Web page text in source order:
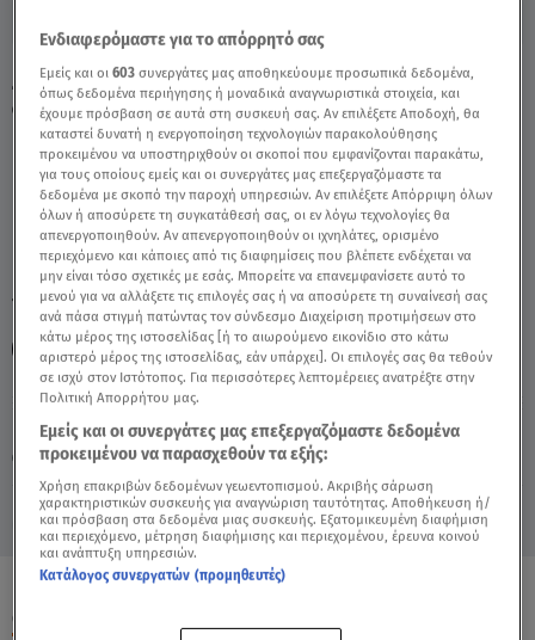
Κυριακή 9 Αυγούστου 2026
14.01.20, 13:38 ΖΩΔΙΑ
Ζώδια-Ταύρος 14-1-20 : Δραστηριότητες Με
Φίλους - Video
TAGS: ΤΑΥΡΟΣ ΖΩΔΙΑ ΖΩΔΙΑ ΣΗΜΕΡΑ ΑΣΗ ΜΠΗΛΙΟΥ
ΑΣΤΡΟΛΟΓΙΚΕΣ ΠΡΟΒΛΕΨΕΙΣ ΖΩΔΙΑ ΑΣΗ ΜΠΗΛΙΟΥ
ΟΛΑ ΤΑ ΒΙΝΤΕΟ
Ενδιαφερόμαστε για το απόρρητό σας
Εμείς και οι603 συνεργάτες μας αποθηκεύουμε προσωπικά δεδομένα,
όπως δεδομένα περιήγησης ή μοναδικά αναγνωριστικά στοιχεία, και
έχουμε πρόσβαση σε αυτά στη συσκευή σας. Αν επιλέξετε Αποδοχή, θα
καταστεί δυνατή η ενεργοποίηση τεχνολογιών παρακολούθησης
προκειμένου να υποστηριχθούν οι σκοποί που εμφανίζονται παρακάτω,
για τους οποίους εμείς και οι συνεργάτες μας επεξεργαζόμαστε τα
δεδομένα με σκοπό την παροχή υπηρεσιών. Αν επιλέξετε Απόρριψη όλων
όλων ή αποσύρετε τη συγκατάθεσή σας, οι εν λόγω τεχνολογίες θα
απενεργοποιηθούν. Αν απενεργοποιηθούν οι ιχνηλάτες, ορισμένο
περιεχόμενο και κάποιες από τις διαφημίσεις που βλέπετε ενδέχεται να
μην είναι τόσο σχετικές με εσάς. Μπορείτε να επανεμφανίσετε αυτό το
μενού για να αλλάξετε τις επιλογές σας ή να αποσύρετε τη συναίνεσή σας
ανά πάσα στιγμή πατώντας τον σύνδεσμο Διαχείριση προτιμήσεων στο
κάτω μέρος της ιστοσελίδας [ή το αιωρούμενο εικονίδιο στο κάτω
αριστερό μέρος της ιστοσελίδας, εάν υπάρχει]. Οι επιλογές σας θα τεθούν
σε ισχύ στον Ιστότοπος. Για περισσότερες λεπτομέρειες ανατρέξτε στην
Πολιτική Απορρήτου μας.
Εμείς και οι συνεργάτες μας επεξεργαζόμαστε δεδομένα
προκειμένου να παρασχεθούν τα εξής:
Χρήση επακριβών δεδομένων γεωεντοπισμού. Ακριβής σάρωση
χαρακτηριστικών συσκευής για αναγνώριση ταυτότητας. Αποθήκευση ή/
και πρόσβαση στα δεδομένα μιας συσκευής. Εξατομικευμένη διαφήμιση
και περιεχόμενο, μέτρηση διαφήμισης και περιεχομένου, έρευνα κοινού
και ανάπτυξη υπηρεσιών.
Κατάλογος συνεργατών (προμηθευτές)